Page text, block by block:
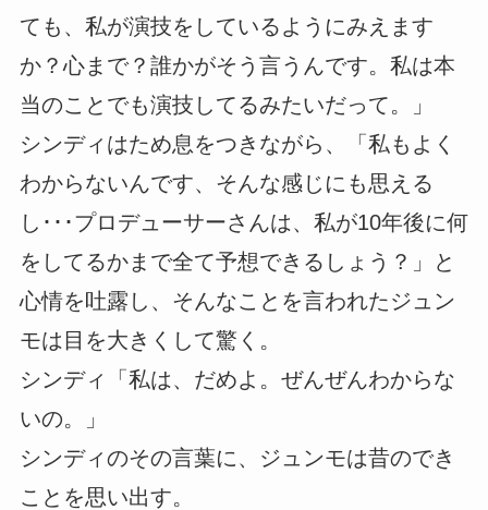
ても、私が演技をしているようにみえます
か？心まで？誰かがそう言うんです。私は本
当のことでも演技してるみたいだって。」
シンディはため息をつきながら、「私もよく
わからないんです、そんな感じにも思える
し･･･プロデューサーさんは、私が10年後に何
をしてるかまで全て予想できるしょう？」と
心情を吐露し、そんなことを言われたジュン
モは目を大きくして驚く。
シンディ「私は、だめよ。ぜんぜんわからな
いの。」
シンディのその言葉に、ジュンモは昔のでき
ことを思い出す。